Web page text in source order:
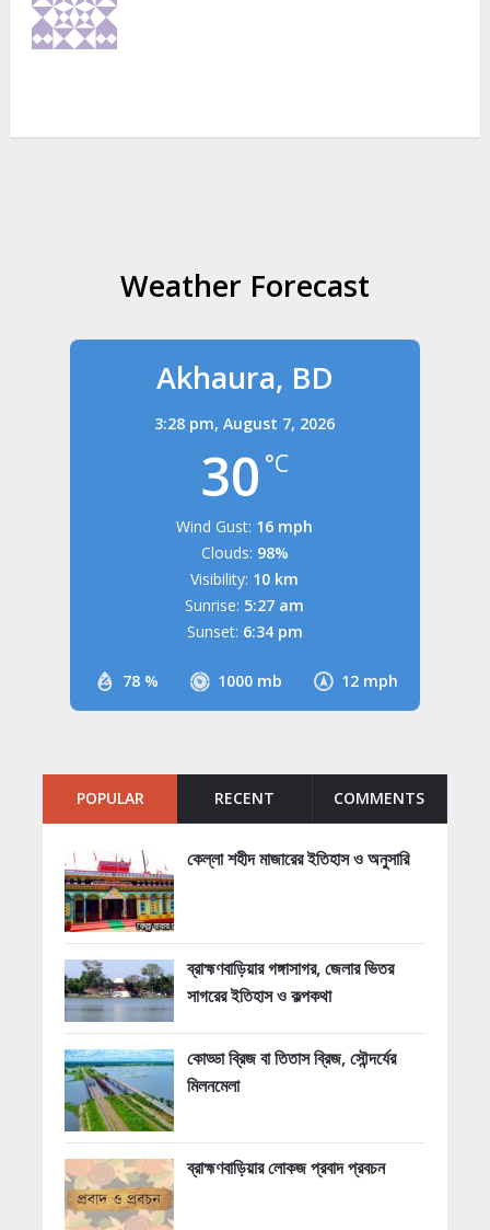
Weather Forecast
Akhaura, BD
3:28 pm,August 7, 2026
30 °C
78 % 1000 mb 12 mph
Wind Gust: 16 mph
Clouds: 98%
Visibility: 10 km
Sunrise: 5:27 am
Sunset: 6:34 pm
POPULAR RECENT COMMENTS
কেল্লা শহীদ মাজারের ইতিহাস ও অনুসারি
ব্রাহ্মণবাড়িয়ার গঙ্গাসাগর, জেলার ভিতর
সাগরের ইতিহাস ও কল্পকথা
কোড্ডা ব্রিজ বা তিতাস ব্রিজ, সৌন্দর্যের
মিলনমেলা
ব্রাহ্মণবাড়িয়ার লোকজ প্রবাদ প্রবচন